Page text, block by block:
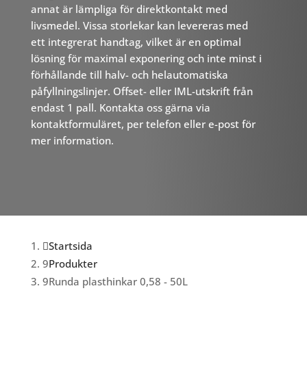
annat är lämpliga för direktkontakt med
livsmedel. Vissa storlekar kan levereras med
ett integrerat handtag, vilket är en optimal
lösning för maximal exponering och inte minst i
förhållande till halv- och helautomatiska
påfyllningslinjer. Offset- eller IML-utskrift från
endast 1 pall. Kontakta oss gärna via
kontaktformuläret, per telefon eller e-post för
mer information.
Startsida
Produkter
Runda plasthinkar 0,58 - 50L